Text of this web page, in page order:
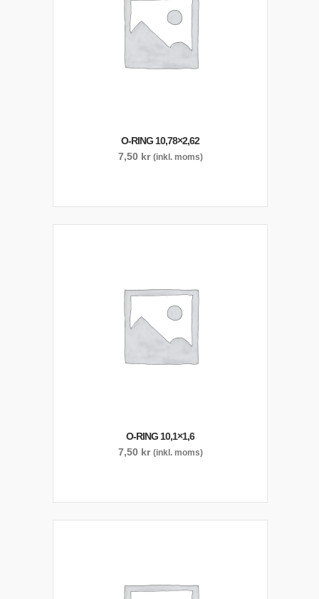
O-RING 10,78×2,62
7,50 kr (inkl. moms)
O-RING 10,1×1,6
7,50 kr (inkl. moms)